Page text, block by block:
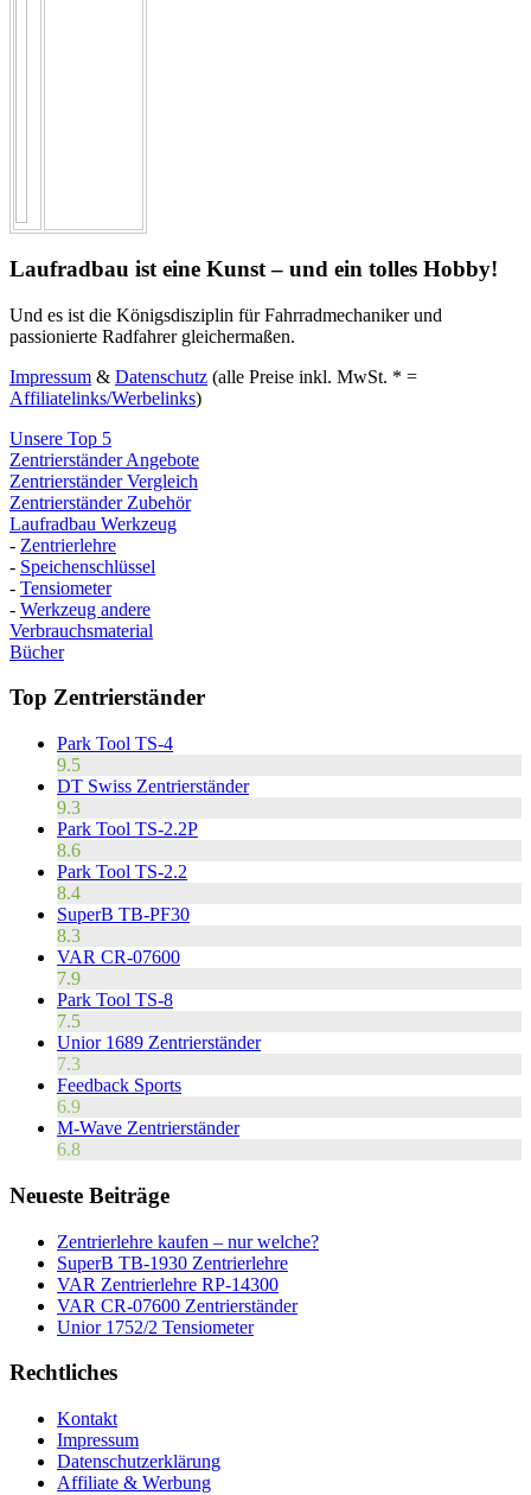
Laufradbau ist eine Kunst – und ein tolles Hobby!
Und es ist die Königsdisziplin für Fahrradmechaniker und
passionierte Radfahrer gleichermaßen.
Impressum & Datenschutz (alle Preise inkl. MwSt. * =
Affiliatelinks/Werbelinks)
Unsere Top 5
Zentrierständer Angebote
Zentrierständer Vergleich
Zentrierständer Zubehör
Laufradbau Werkzeug
- Zentrierlehre
- Speichenschlüssel
- Tensiometer
- Werkzeug andere
Verbrauchsmaterial
Bücher
Top Zentrierständer
Park Tool TS-4
9.5
DT Swiss Zentrierständer
9.3
Park Tool TS-2.2P
8.6
Park Tool TS-2.2
8.4
SuperB TB-PF30
8.3
VAR CR-07600
7.9
Park Tool TS-8
7.5
Unior 1689 Zentrierständer
7.3
Feedback Sports
6.9
M-Wave Zentrierständer
6.8
Neueste Beiträge
Zentrierlehre kaufen – nur welche?
SuperB TB-1930 Zentrierlehre
VAR Zentrierlehre RP-14300
VAR CR-07600 Zentrierständer
Unior 1752/2 Tensiometer
Rechtliches
Kontakt
Impressum
Datenschutzerklärung
Affiliate & Werbung